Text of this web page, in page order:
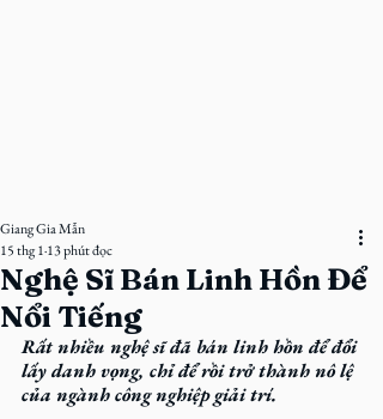
Nghệ Sĩ Bán Linh Hồn Để
Nổi Tiếng
Giang Gia Mẫn
15 thg 1 13 phút đọc
Rất nhiều nghệ sĩ đã bán linh hồn để đổi
lấy danh vọng, chỉ để rồi trở thành nô lệ
của ngành công nghiệp giải trí.